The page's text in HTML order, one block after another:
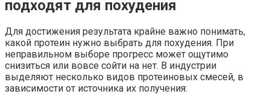
подходят для похудения
Для достижения результата крайне важно понимать,
какой протеин нужно выбрать для похудения. При
неправильном выборе прогресс может ощутимо
снизиться или вовсе сойти на нет. В индустрии
выделяют несколько видов протеиновых смесей, в
зависимости от источника их получения: